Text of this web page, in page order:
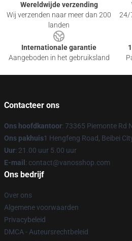
Wereldwijde verzending
Wij verzenden naar meer dan 200
landen
24/
Internationale garantie
Aangeboden in het gebruiksland
Contacteer ons
Ons hoofdkantoor: 73365 Piemonte Rd
Ons pakhuis1 Hengfeng Road, Beibei
Uur: 21.00 uur 5.00 uur
E-mail : contact@vanosshop.com
Ons bedrijf
Over ons
Algemene voorwaarden
Privacybeleid
DMCA - Auteursrechtbeleid